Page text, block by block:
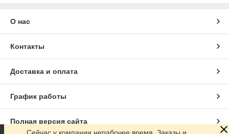
О нас
Контакты
Доставка и оплата
График работы
Полная версия сайта